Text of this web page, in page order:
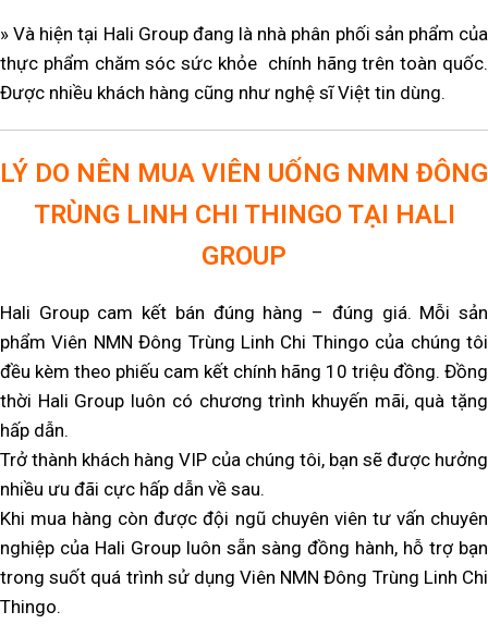
» Và hiện tại Hali Group đang là nhà phân phối sản phẩm của
thực phẩm chăm sóc sức khỏe chính hãng trên toàn quốc.
Được nhiều khách hàng cũng như nghệ sĩ Việt tin dùng.
LÝ DO NÊN MUA VIÊN UỐNG NMN ĐÔNG
TRÙNG LINH CHI THINGO TẠI HALI
GROUP
Hali Group cam kết bán đúng hàng – đúng giá. Mỗi sản
phẩm Viên NMN Đông Trùng Linh Chi Thingo của chúng tôi
đều kèm theo phiếu cam kết chính hãng 10 triệu đồng. Đồng
thời Hali Group luôn có chương trình khuyến mãi, quà tặng
hấp dẫn.
Trở thành khách hàng VIP của chúng tôi, bạn sẽ được hưởng
nhiều ưu đãi cực hấp dẫn về sau.
Khi mua hàng còn được đội ngũ chuyên viên tư vấn chuyên
nghiệp của Hali Group luôn sẵn sàng đồng hành, hỗ trợ bạn
trong suốt quá trình sử dụng Viên NMN Đông Trùng Linh Chi
Thingo.